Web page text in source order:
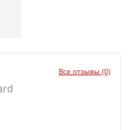
Все отзывы (0)